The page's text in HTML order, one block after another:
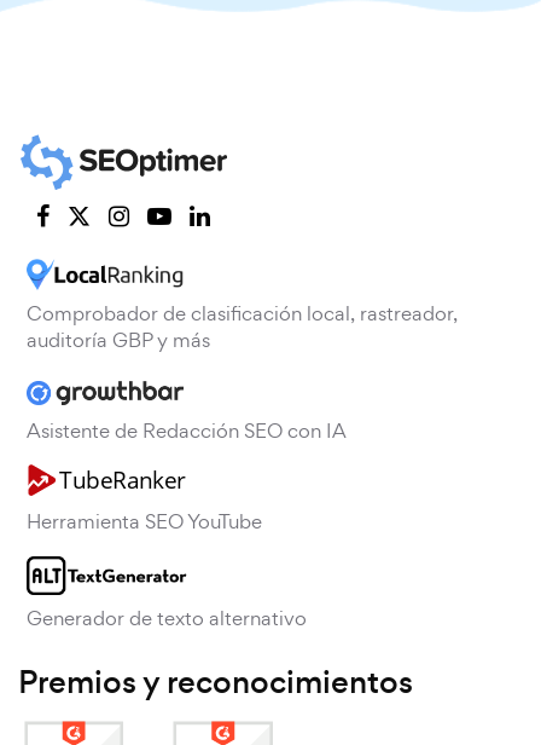
Comprobador de clasificación local, rastreador,
auditoría GBP y más
Asistente de Redacción SEO con IA
Herramienta SEO YouTube
Generador de texto alternativo
Premios y reconocimientos